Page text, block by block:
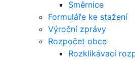
Směrnice
Formuláře ke stažení
Výroční zprávy
Rozpočet obce
Rozklikávací